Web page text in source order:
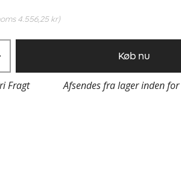
4.556,25 kr)
Køb nu
Fragt Afsendes fra lager inden